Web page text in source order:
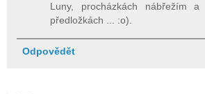
Luny, procházkách nábřežím a
předložkách ... :o).
Odpovědět